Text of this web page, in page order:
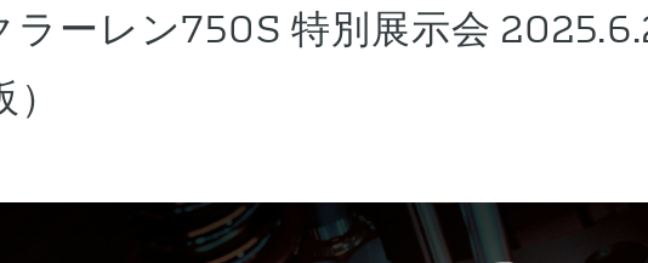
ラーレン750S 特別展示会